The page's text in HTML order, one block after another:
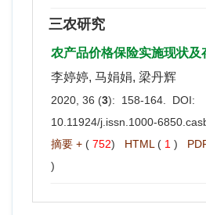
三农研究
农产品价格保险实施现状及
李婷婷, 马娟娟, 梁丹辉
2020, 36 (3): 158-164. DOI:
10.11924/j.issn.1000-
摘要 + ( 752) HTML ( 1 )
)